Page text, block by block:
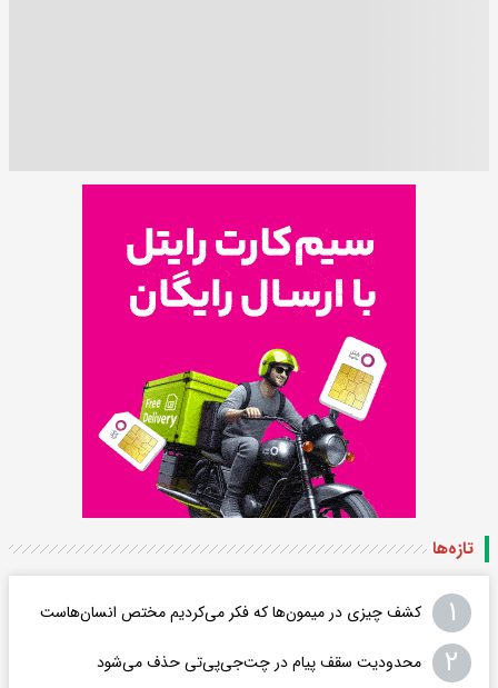
تازه‌ها
۱ کشف چیزی در میمون‌ها که فکر می‌کردیم مختص انسان‌هاست
۲ محدودیت سقف پیام در چت‌جی‌پی‌تی حذف می‌شود